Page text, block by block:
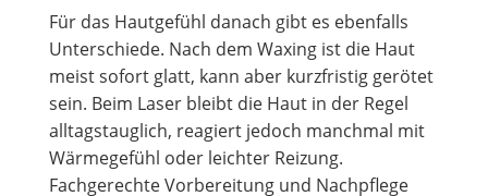
Für das Hautgefühl danach gibt es ebenfalls
Unterschiede. Nach dem Waxing ist die Haut
meist sofort glatt, kann aber kurzfristig gerötet
sein. Beim Laser bleibt die Haut in der Regel
alltagstauglich, reagiert jedoch manchmal mit
Wärmegefühl oder leichter Reizung.
Fachgerechte Vorbereitung und Nachpflege